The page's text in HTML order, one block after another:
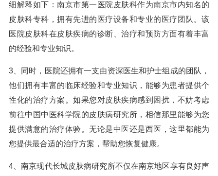
细解释如下：南京市第一医院皮肤科作为南京市内知名的
皮肤科专科，拥有先进的医疗设备和专业的医疗团队。该
医院皮肤科在皮肤疾病的诊断、治疗和预防方面有着丰富
的经验和专业知识。
3、同时，医院还拥有一支由资深医生和护士组成的团队，
他们拥有丰富的临床经验和专业知识，能够为患者提供个
性化的治疗方案。如果您对皮肤疾病感到困扰，不妨考虑
前往中国中医科学院的皮肤病研究所，相信那里能够为您
提供满意的治疗体验。无论是中医还是西医，这里都能为
您提供最合适的治疗方案，帮助您恢复健康。
4、南京现代长城皮肤病研究所不仅在南京地区享有良好声